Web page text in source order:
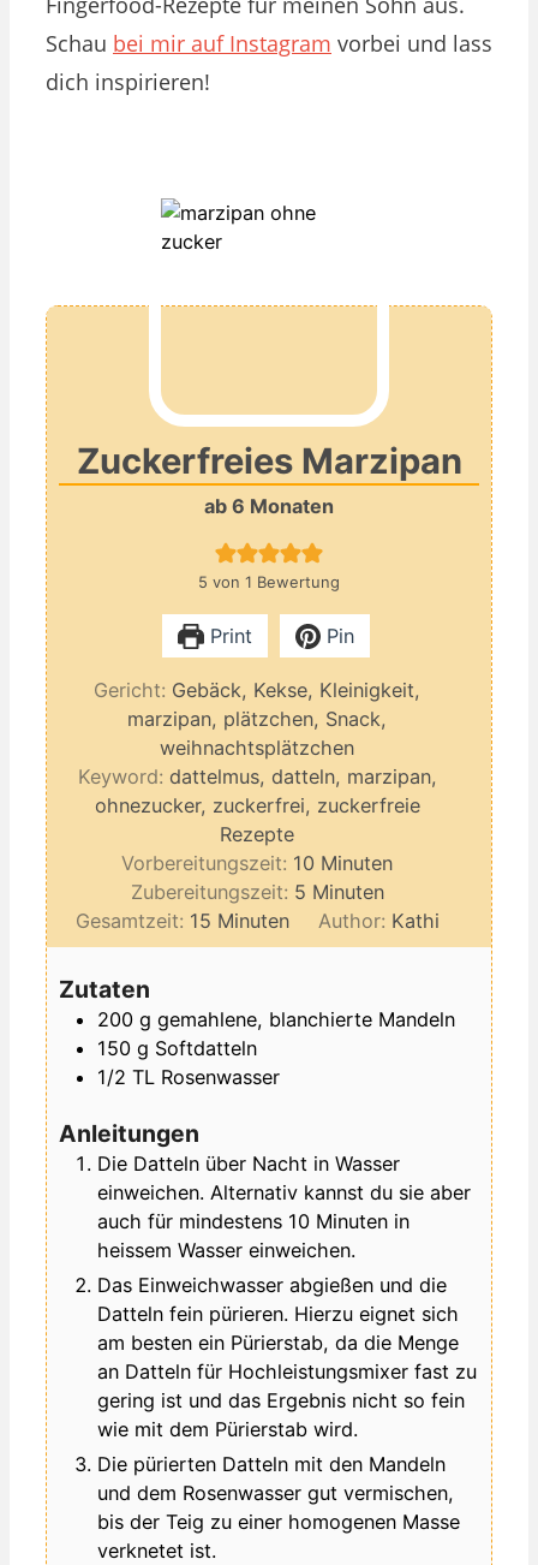
Schau bei mir auf Instagram vorbei und lass
dich inspirieren!
Zuckerfreies Marzipan
ab 6 Monaten
5 von 1 Bewertung
Print Pin
Gericht: Gebäck, Kekse, Kleinigkeit,
marzipan, plätzchen, Snack,
weihnachtsplätzchen
Keyword: dattelmus, datteln, marzipan,
ohnezucker, zuckerfrei, zuckerfreie
Rezepte
Vorbereitungszeit: 10 Minuten
Minuten
Zubereitungszeit: 5Minuten
Minuten
Gesamtzeit: 15Minuten
Minuten Author: Kathi
Zutaten
200 g gemahlene, blanchierte Mandeln
150 g Softdatteln
1/2 TL Rosenwasser
Anleitungen
Die Datteln über Nacht in Wasser
einweichen. Alternativ kannst du sie aber
auch für mindestens 10 Minuten in
heissem Wasser einweichen.
Das Einweichwasser abgießen und die
Datteln fein pürieren. Hierzu eignet sich
am besten ein Pürierstab, da die Menge
an Datteln für Hochleistungsmixer fast zu
gering ist und das Ergebnis nicht so fein
wie mit dem Pürierstab wird.
Die pürierten Datteln mit den Mandeln
und dem Rosenwasser gut vermischen,
bis der Teig zu einer homogenen Masse
verknetet ist.